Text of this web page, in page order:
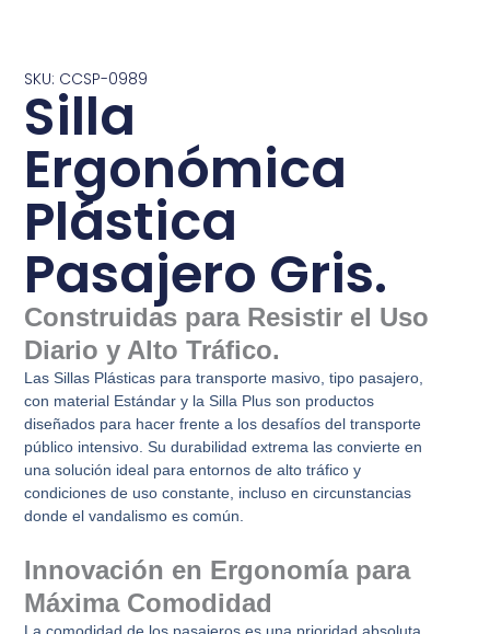
SKU: CCSP-0989
Silla
Ergonómica
Plástica
Pasajero Gris.
Construidas para Resistir el Uso
Diario y Alto Tráfico.
Las Sillas Plásticas para transporte masivo, tipo pasajero,
con material Estándar y la Silla Plus son productos
diseñados para hacer frente a los desafíos del transporte
público intensivo. Su durabilidad extrema las convierte en
una solución ideal para entornos de alto tráfico y
condiciones de uso constante, incluso en circunstancias
donde el vandalismo es común.
Innovación en Ergonomía para
Máxima Comodidad